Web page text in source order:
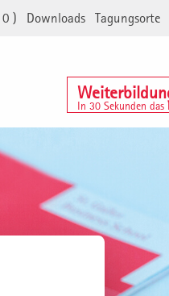
Tagungsorte
Downloads
)
In 30 Sekunden das